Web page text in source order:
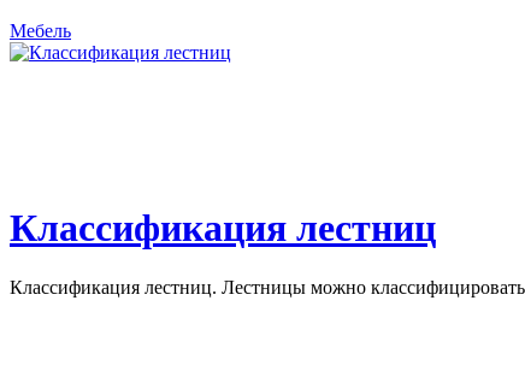
Мебель
Классификация лестниц
Классификация лестниц. Лестницы можно